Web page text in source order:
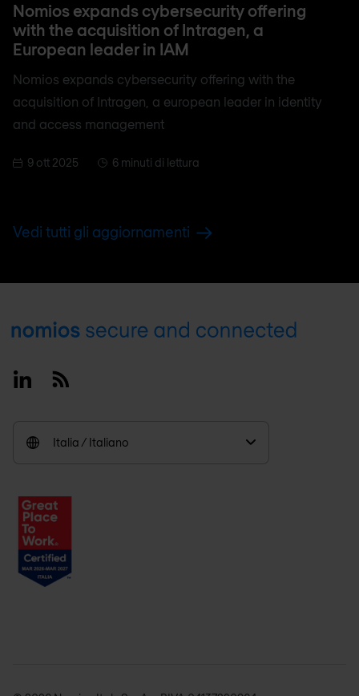
Nomios expands cybersecurity offering
with the acquisition of Intragen, a
European leader in IAM
Nomios expands cybersecurity offering with the
acquisition of Intragen, a european leader in identity
and access management
9 ott 2025 6 minuti di lettura
Vedi tutti gli aggiornamenti
Footer
LinkedinRSS
Italia / Italiano